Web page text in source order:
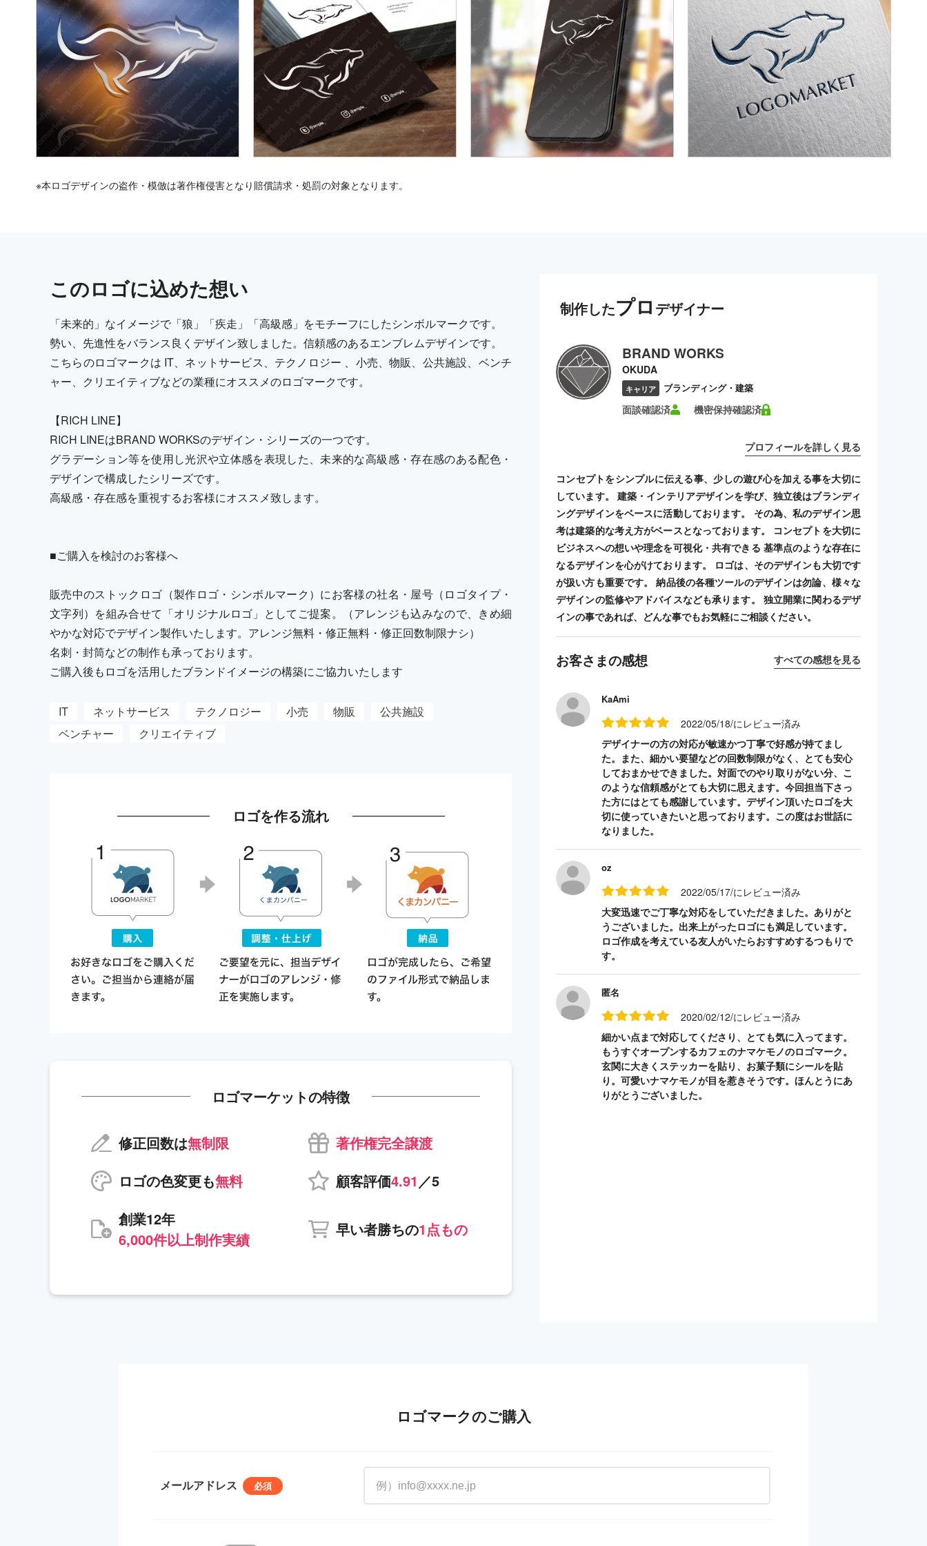
※本ロゴデザインの盗作・模倣は著作権侵害となり賠償請求・処罰の対象となります。
このロゴに込めた想い
「未来的」なイメージで「狼」「疾走」「高級感」をモチーフにしたシンボルマークです。
勢い、先進性をバランス良くデザイン致しました。信頼感のあるエンブレムデザインです。
こちらのロゴマークは IT、ネットサービス、テクノロジー 、小売、物販、公共施設、ベンチ
ャー、クリエイティブなどの業種にオススメのロゴマークです。
【RICH LINE】
RICH LINEはBRAND WORKSのデザイン・シリーズの一つです。
グラデーション等を使用し光沢や立体感を表現した、未来的な高級感・存在感のある配色・
デザインで構成したシリーズです。
高級感・存在感を重視するお客様にオススメ致します。
■ご購入を検討のお客様へ
販売中のストックロゴ（製作ロゴ・シンボルマーク）にお客様の社名・屋号（ロゴタイプ・
文字列）を組み合せて「オリジナルロゴ」としてご提案。（アレンジも込みなので、きめ細
やかな対応でデザイン製作いたします。アレンジ無料・修正無料・修正回数制限ナシ）
名刺・封筒などの制作も承っております。
ご購入後もロゴを活用したブランドイメージの構築にご協力いたします
IT ネットサービス テクノロジー 小売 物販
公共施設
ベンチャー
クリエイティブ
ロゴを作る流れ
ロゴマーケットの特徴
修正回数は無制限
著作権完全譲渡
ロゴの色変更も無料 顧客評価4.91 ／5
創業12年
6,000件以上制作実績
早い者勝ちの1点もの
制作したプロ デザイナー
BRAND WORKS
OKUDA
キャリア ブランディング・建築
面談確認済 機密保持確認済
プロフィールを詳しく見る
コンセプトをシンプルに伝える事、少しの遊び心を加える事を大切に
しています。 建築・インテリアデザインを学び、独立後はブランディ
ングデザインをベースに活動しております。 その為、私のデザイン思
考は建築的な考え方がベースとなっております。 コンセプトを大切に
ビジネスへの想いや理念を可視化・共有できる 基準点のような存在に
なるデザインを心がけております。 ロゴは、そのデザインも大切です
が扱い方も重要です。 納品後の各種ツールのデザインは勿論、様々な
デザインの監修やアドバイスなども承ります。 独立開業に関わるデザ
インの事であれば、どんな事でもお気軽にご相談ください。
お客さまの感想 すべての感想を見る
KaAmi
2022/05/18/にレビュー済み
デザイナーの方の対応が敏速かつ丁寧で好感が持てまし
た。また、細かい要望などの回数制限がなく、とても安心
しておまかせできました。対面でのやり取りがない分、こ
のような信頼感がとても大切に思えます。今回担当下さっ
た方にはとても感謝しています。デザイン頂いたロゴを大
切に使っていきたいと思っております。この度はお世話に
なりました。
oz
2022/05/17/にレビュー済み
大変迅速でご丁寧な対応をしていただきました。ありがと
うございました。出来上がったロゴにも満足しています。
ロゴ作成を考えている友人がいたらおすすめするつもりで
す。
匿名
2020/02/12/にレビュー済み
細かい点まで対応してくださり、とても気に入ってます。
もうすぐオープンするカフェのナマケモノのロゴマーク。
玄関に大きくステッカーを貼り、お菓子類にシールを貼
り。可愛いナマケモノが目を惹きそうです。ほんとうにあ
りがとうございました。
ロゴマークのご購入
メールアドレス